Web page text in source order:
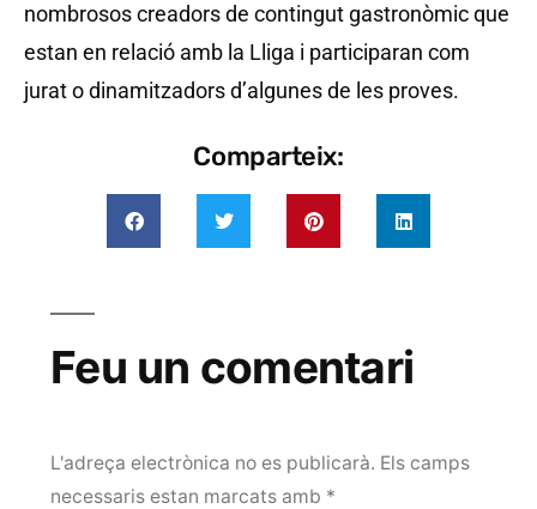
nombrosos creadors de contingut gastronòmic que
estan en relació amb la Lliga i participaran com
jurat o dinamitzadors d’algunes de les proves.
Comparteix:
Feu un comentari
L'adreça electrònica no es publicarà. Els camps
necessaris estan marcats amb *